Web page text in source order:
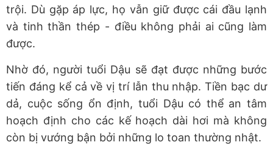
trội. Dù gặp áp lực, họ vẫn giữ được cái đầu lạnh
và tinh thần thép - điều không phải ai cũng làm
được.
Nhờ đó, người tuổi Dậu sẽ đạt được những bước
tiến đáng kể cả về vị trí lẫn thu nhập. Tiền bạc dư
dả, cuộc sống ổn định, tuổi Dậu có thể an tâm
hoạch định cho các kế hoạch dài hơi mà không
còn bị vướng bận bởi những lo toan thường nhật.